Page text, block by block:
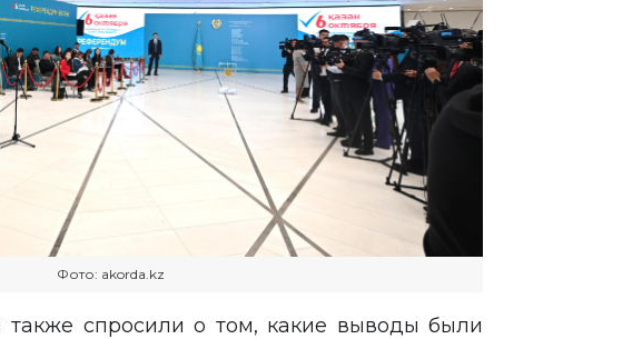
Фото: akorda.kz
также спросили о том, какие выводы были